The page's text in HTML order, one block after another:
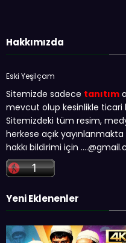
Hakkımızda
Eski Yeşilçam
Sitemizde sadece tanıtım
mevcut olup kesinlikle
Sitemizdeki tüm resim,
herkese açık
hakkı bildirimi için …
Yeni Eklenenler